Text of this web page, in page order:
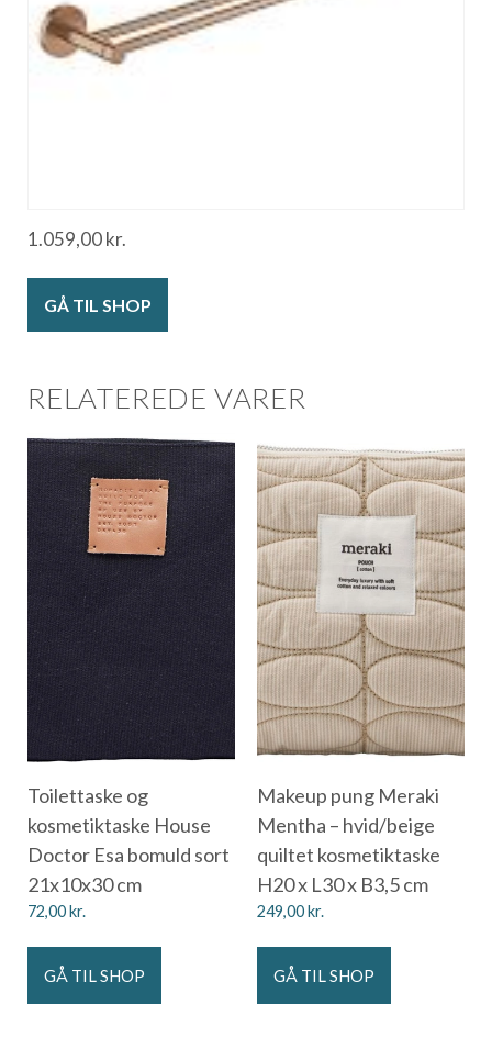
1.059,00kr.
GÅ TIL SHOP
RELATEREDE VARER
Toilettaske og
kosmetiktaske House
Doctor Esa bomuld sort
21x10x30 cm
72,00kr.
GÅ TIL SHOP
Makeup pung Meraki
Mentha – hvid/beige
quiltet kosmetiktaske
H20 x L30 x B3,5 cm
249,00kr.
GÅ TIL SHOP